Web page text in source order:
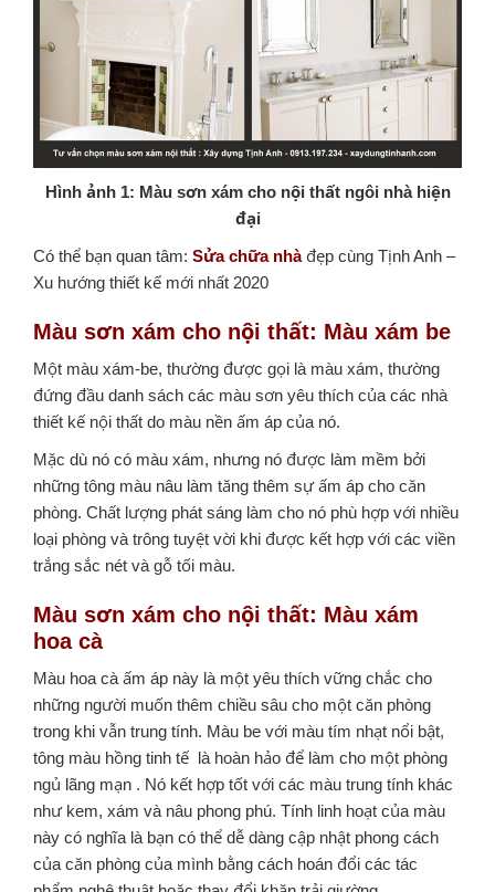
Hình ảnh 1: Màu sơn xám cho nội thất ngôi nhà hiện
đại
Có thể bạn quan tâm: Sửa chữa nhà đẹp cùng Tịnh Anh –
Xu hướng thiết kế mới nhất 2020
Màu sơn xám cho nội thất: Màu xám be
Một màu xám-be, thường được gọi là màu xám, thường
đứng đầu danh sách các màu sơn yêu thích của các nhà
thiết kế nội thất do màu nền ấm áp của nó.
Mặc dù nó có màu xám, nhưng nó được làm mềm bởi
những tông màu nâu làm tăng thêm sự ấm áp cho căn
phòng. Chất lượng phát sáng làm cho nó phù hợp với nhiều
loại phòng và trông tuyệt vời khi được kết hợp với các viền
trắng sắc nét và gỗ tối màu.
Màu sơn xám cho nội thất: Màu xám
hoa cà
Màu hoa cà ấm áp này là một yêu thích vững chắc cho
những người muốn thêm chiều sâu cho một căn phòng
trong khi vẫn trung tính. Màu be với màu tím nhạt nổi bật,
tông màu hồng tinh tế là hoàn hảo để làm cho một phòng
ngủ lãng mạn . Nó kết hợp tốt với các màu trung tính khác
như kem, xám và nâu phong phú. Tính linh hoạt của màu
này có nghĩa là bạn có thể dễ dàng cập nhật phong cách
của căn phòng của mình bằng cách hoán đổi các tác